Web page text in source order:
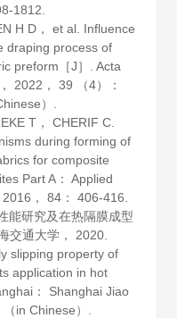
1812.
H D， et al. Influence
draping process of
preform［J］. Acta
， 2022 ， 39 （4）：
）.
T， CHERIF C.
during forming of
for composite
Part A： Applied
2016 ， 84： 406-416.
能研究及在热隔膜成型
交通大学， 2020.
slipping property of
application in hot
： Shanghai Jiao
（in Chinese）.